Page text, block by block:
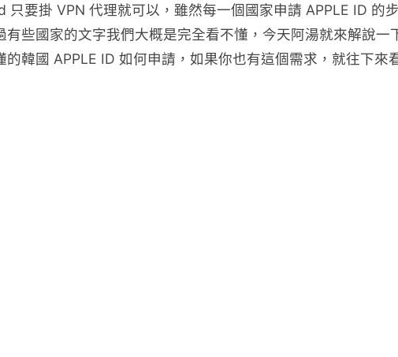
只要掛 VPN 代理就可以，雖然每一個國家申請 APPLE ID 的
有些國家的文字我們大概是完全看不懂，今天阿湯就來解說一
的韓國 APPLE ID 如何申請，如果你也有這個需求，就往下來